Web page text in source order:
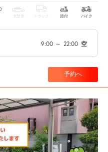
大型車 トラック 原付 バイク
9:00 ～ 22:00 空
予約へ